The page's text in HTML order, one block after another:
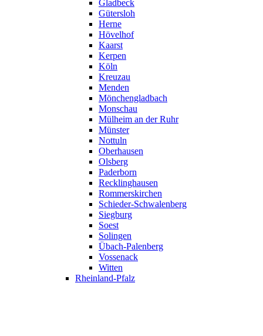
Gladbeck
Gütersloh
Herne
Hövelhof
Kaarst
Kerpen
Köln
Kreuzau
Menden
Mönchengladbach
Monschau
Mülheim an der Ruhr
Münster
Nottuln
Oberhausen
Olsberg
Paderborn
Recklinghausen
Rommerskirchen
Schieder-Schwalenberg
Siegburg
Soest
Solingen
Übach-Palenberg
Vossenack
Witten
Rheinland-Pfalz